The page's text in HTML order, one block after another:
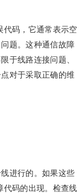
代码，它通常表示空
题。这种通信故障
于线路连接问题、
对于采取正确的维
进行的。如果这些
代码的出现。检查线